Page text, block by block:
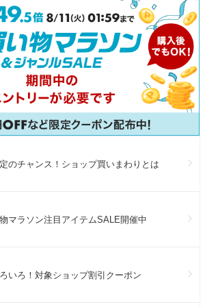
のチャンス！ショップ買いまわりとは
マラソン注目アイテムSALE開催中
いろ！対象ショップ割引クーポン